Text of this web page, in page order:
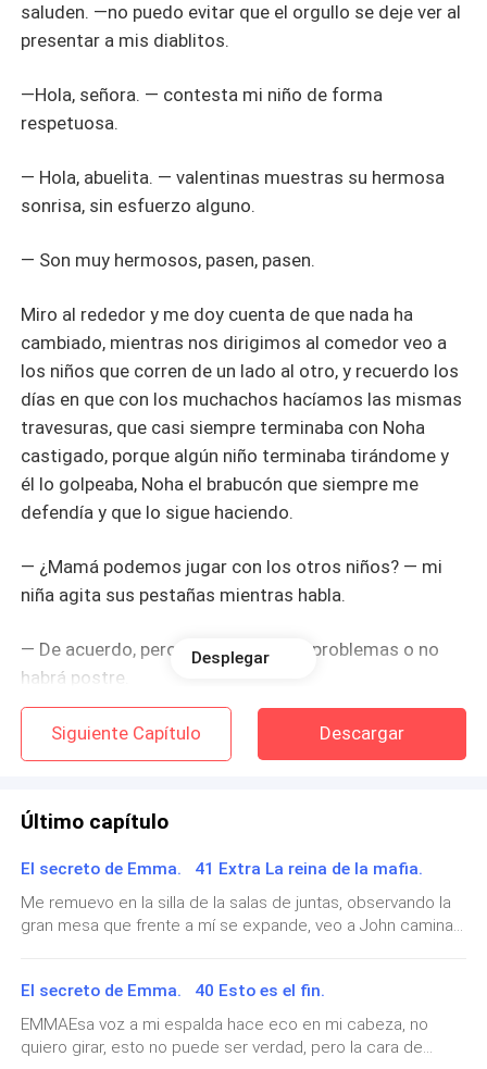
saluden. —no puedo evitar que el orgullo se deje ver al
presentar a mis diablitos.
—Hola, señora. — contesta mi niño de forma
respetuosa.
— Hola, abuelita. — valentinas muestras su hermosa
sonrisa, sin esfuerzo alguno.
— Son muy hermosos, pasen, pasen.
Miro al rededor y me doy cuenta de que nada ha
cambiado, mientras nos dirigimos al comedor veo a
los niños que corren de un lado al otro, y recuerdo los
días en que con los muchachos hacíamos las mismas
travesuras, que casi siempre terminaba con Noha
castigado, porque algún niño terminaba tirándome y
él lo golpeaba, Noha el brabucón que siempre me
defendía y que lo sigue haciendo.
— ¿Mamá podemos jugar con los otros niños? — mi
niña agita sus pestañas mientras habla.
— De acuerdo, pero no se metan en problemas o no
habrá postre.
— Sí, mamy.
parece que fue ayer cuando llegaron a este lugar. —
— Y así de rápido como llegamos nos echaron. — no
puedo evitar decirlo, pero aún me dolía.
— Emma...
— Lo siento Cassidy, no quise decirlo de esa manera.
Me refiero a que te obligaron a echarnos. —sé muy
Desplegar
Siguiente Capítulo Descargar
Último capítulo
El secreto de Emma. 41 Extra La reina de la mafia.
Me remuevo en la silla de la salas de juntas, observando la
gran mesa que frente a mí se expande, veo a John caminar
es lindo tener a quien amar, en quien confiar y de donde
sacar fuerzas cuando quieres enviar todo al diablo… a no
ser que te vuelvas un idiota como sucede con mi mellizo o
que cause tu muerte como sucedió con Eliot.— Debes dejar
El secreto de Emma. 40 Esto es el fin.
EMMAEsa voz a mi espalda hace eco en mi cabeza, no
quiero girar, esto no puede ser verdad, pero la cara de